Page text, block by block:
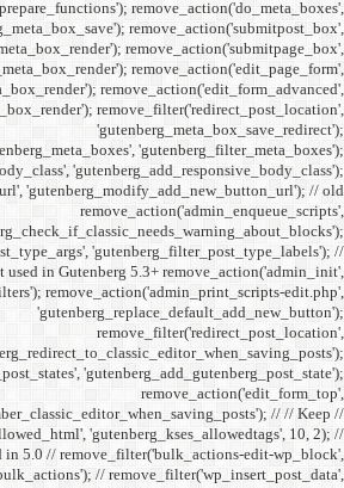
Not
not